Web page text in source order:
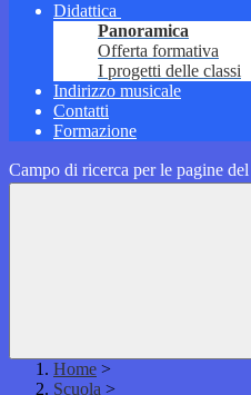
Didattica
Panoramica
Offerta formativa
I progetti delle classi
Indirizzo musicale
Contatti
Formazione
Campo di ricerca per le pagine
Home >
Scuola >